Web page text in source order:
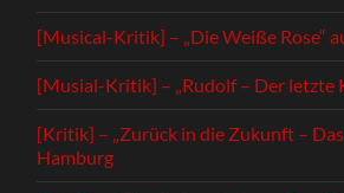
[Musical-Kritik] – „Die Weiße Rose“
[Musial-Kritik] – „Rudolf – Der letzte
[Kritik] – „Zurück in die Zukunft –
Hamburg